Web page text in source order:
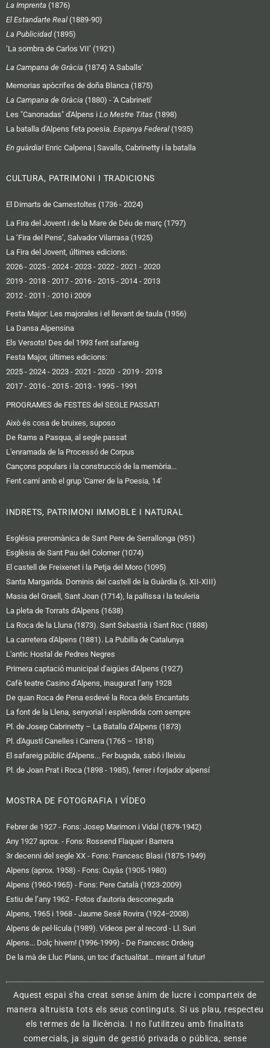
La Imprenta (1876)
El Estandarte Real (1889-90)
La Publicidad(1895)
‘La sombra de Carlos VII’ (1921)
La Campana de Gràcia (1874) 'A Saballs'
Memorias apòcrifes de doña Blanca (1875)
La Campana de Gràcia (1880) - 'A Cabrineti'
Les "Canonadas" d'Alpens i Lo Mestre Titas (1898)
La batalla d'Alpens feta poesia. Espanya Federal (1935)
En guàrdia! Enric Calpena | Savalls, Cabrinetty i la batalla
CULTURA, PATRIMONI I TRADICIONS
El Dimarts de Carnestoltes (1736 - 2024)
La Fira del Jovent i de la Mare de Déu de març (1797)
La ‘Fira del Pens’, Salvador Vilarrasa (1925)
La Fira del Jovent, últimes edicions:
2026 - 2025 - 2024 - 2023 - 2022 - 2021 - 2020
2019 - 2018 - 2017 - 2016 - 2015 - 2014 - 2013
2012 - 2011 - 2010 i 2009
Festa Major: Les majorales i el llevant de taula (1956)
La Dansa Alpensina
Els Versots! Des del 1993 fent safareig
Festa Major, últimes edicions:
2025 - 2024 - 2023 - 2021 - 2020 - 2019 - 2018
2017 - 2016 - 2015 - 2013 - 1995 - 1991
PROGRAMES de FESTES del SEGLE PASSAT!
Això és cosa de bruixes, suposo
De Rams a Pasqua, al segle passat
L'enramada de la Processó de Corpus
Cançons populars i la construcció de la memòria...
Fent camí amb el grup 'Carrer de la Poesia, 14'
INDRETS, PATRIMONI IMMOBLE I NATURAL
Església preromànica de Sant Pere de Serrallonga (951)
Esglèsia de Sant Pau del Colomer (1074)
El castell de Freixenet i la Petja del Moro (1095)
Santa Margarida. Dominis del castell de la Guàrdia (s. XII-XIII)
Masia del Graell, Sant Joan (1714), la pallissa i la teuleria
La pleta de Torrats d'Alpens (1638)
La Roca de la Lluna (1873). Sant Sebastià i Sant Roc (1888)
La carretera d'Alpens (1881). La Pubilla de Catalunya
L'antic Hostal de Pedres Negres
Primera captació municipal d'aigües d'Alpens (1927)
Cafè teatre Casino d’Alpens, inaugurat l’any 1928
De quan Roca de Pena esdevé la Roca dels Encantats
La font de la Llena, senyorial i esplèndida com sempre
Pl. de Josep Cabrinetty – La Batalla d’Alpens (1873)
Pl. d'Agustí Canelles i Carrera (1765 – 1818)
El safareig públic d'Alpens... Fer bugada, sabó i lleixiu
Pl. de Joan Prat i Roca (1898 - 1985), ferrer i forjador alpensí
MOSTRA DE FOTOGRAFIA I VÍDEO
Febrer de 1927 - Fons: Josep Marimon i Vidal (1879-1942)
Any 1927 aprox. - Fons: Rossend Flaquer i Barrera
3r decenni del segle XX - Fons: Francesc Blasi (1875-1949)
Alpens (aprox. 1958) - Fons: Cuyàs (1905-1980)
Alpens (1960-1965) - Fons: Pere Català (1923-2009)
Estiu de l’any 1962 - Fotos d'autoria desconeguda
Alpens, 1965 i 1968 - Jaume Sesé Rovira (1924−2008)
Alpens de pel·lícula (1989). Vídeos per al record - Ll. Suri
Alpens... Dolç hivern! (1996-1999) - De Francesc Ordeig
De la mà de Lluc Plans, un toc d’actualitat… mirant al futur!
Aquest espai s'ha creat sense ànim de lucre i comparteix de
manera altruista tots els seus continguts. Si us plau, respecteu
els termes de la llicència. I no l'utilitzeu amb finalitats
comercials, ja siguin de gestió privada o pública, sense